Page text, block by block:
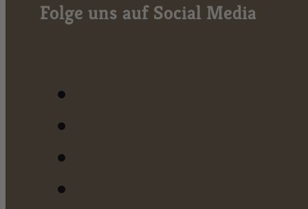
Folge uns auf Social Media